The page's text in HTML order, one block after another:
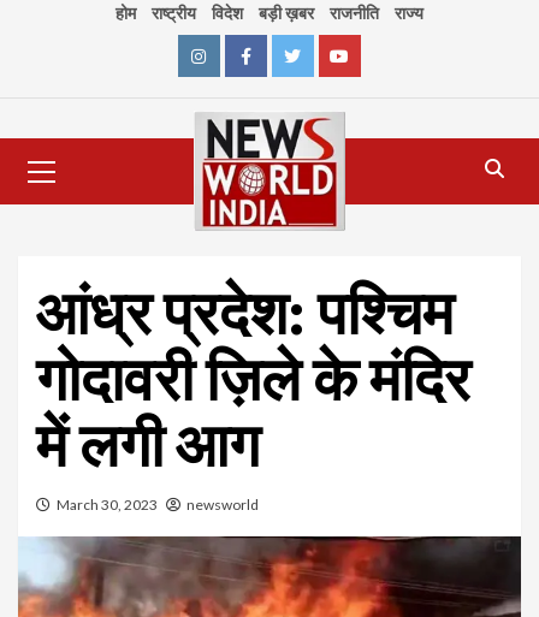
होम राष्ट्रीय विदेश बड़ी ख़बर राजनीति राज्य
InstagramFacebookTwitterYoutube
Menu
आंध्र प्रदेश: पश्चिम
गोदावरी ज़िले के मंदिर
में लगी आग
March 30, 2023 newsworld